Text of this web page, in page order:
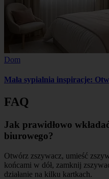
Dom
Mała sypialnia inspiracje:
FAQ
Jak prawidłowo
biurowego?
Otwórz zszywacz, umieść
końcami w dół, zamknij
działanie na kilku kartkach.